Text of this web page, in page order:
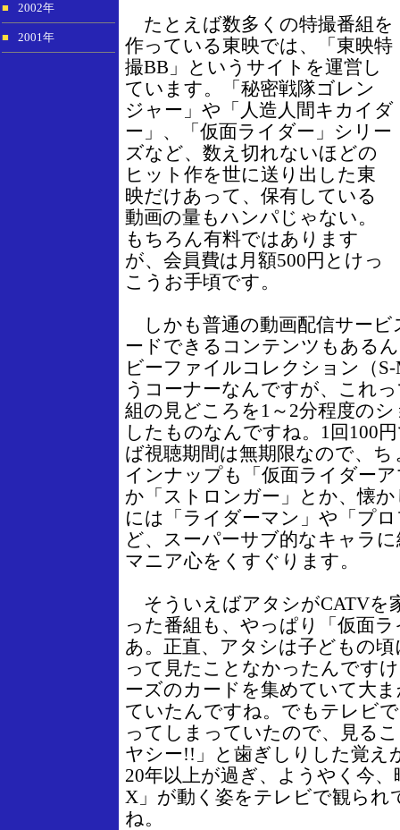
■ 2002年
■ 2001年
たとえば数多くの特撮番組を
作っている東映では、「東映特
撮BB」というサイトを運営し
ています。「秘密戦隊ゴレン
ジャー」や「人造人間キカイダ
ー」、「仮面ライダー」シリー
ズなど、数え切れないほどの
ヒット作を世に送り出した東
映だけあって、保有している
動画の量もハンパじゃない。
もちろん有料ではあります
が、会員費は月額500円とけっ
こうお手頃です。
しかも普通の動画配信サービ
ードできるコンテンツもある
ビーファイルコレクション（
うコーナーなんですが、これ
組の見どころを1～2分程度の
したものなんですね。1回100
ば視聴期間は無期限なので、
インナップも「仮面ライダー
か「ストロンガー」とか、懐
には「ライダーマン」や「プ
ど、スーパーサブ的なキャラ
マニア心をくすぐります。
そういえばアタシがCATVを
った番組も、やっぱり「仮面
あ。正直、アタシは子どもの
って見たことなかったんです
ーズのカードを集めていて大
ていたんですね。でもテレビ
ってしまっていたので、見る
ヤシー!!」と歯ぎしりした覚え
20年以上が過ぎ、ようやく今
X」が動く姿をテレビで観られ
ね。